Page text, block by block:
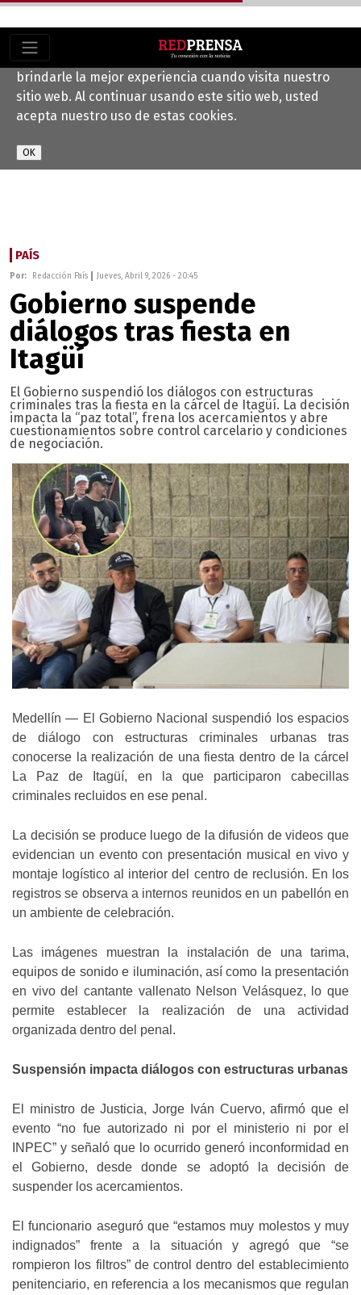
Este sitio web utiliza cookies para ayudarnos a
brindarle la mejor experiencia cuando visita nuestro
sitio web. Al continuar usando este sitio web, usted
acepta nuestro uso de estas cookies.
PAÍS
Por: Redacción País Jueves, Abril 9, 2026 - 20:45
Gobierno suspende
diálogos tras fiesta en
Itagüí
El Gobierno suspendió los diálogos con estructuras
criminales tras la fiesta en la cárcel de Itagüí. La decisión
impacta la “paz total”, frena los acercamientos y abre
cuestionamientos sobre control carcelario y condiciones
de negociación.
Medellín — El Gobierno Nacional suspendió los espacios
de diálogo con estructuras criminales urbanas tras
conocerse la realización de una fiesta dentro de la cárcel
La Paz de Itagüí, en la que participaron cabecillas
criminales recluidos en ese penal.
La decisión se produce luego de la difusión de videos que
evidencian un evento con presentación musical en vivo y
montaje logístico al interior del centro de reclusión. En los
registros se observa a internos reunidos en un pabellón en
un ambiente de celebración.
Las imágenes muestran la instalación de una tarima,
equipos de sonido e iluminación, así como la presentación
en vivo del cantante vallenato Nelson Velásquez, lo que
permite establecer la realización de una actividad
organizada dentro del penal.
Suspensión impacta diálogos con estructuras urbanas
El ministro de Justicia, Jorge Iván Cuervo, afirmó que el
evento “no fue autorizado ni por el ministerio ni por el
INPEC” y señaló que lo ocurrido generó inconformidad en
el Gobierno, desde donde se adoptó la decisión de
suspender los acercamientos.
El funcionario aseguró que “estamos muy molestos y muy
indignados” frente a la situación y agregó que “se
rompieron los filtros” de control dentro del establecimiento
penitenciario, en referencia a los mecanismos que regulan